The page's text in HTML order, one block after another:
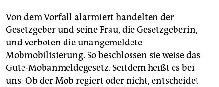
Von dem Vorfall alarmiert handelten der
Gesetzgeber und seine Frau, die Gesetzgeberin,
und verboten die unangemeldete
Mobmobilisierung. So beschlossen sie weise das
Gute-Mob­anmeldegesetz. Seitdem heißt es bei
uns: Ob der Mob regiert oder nicht, entscheidet